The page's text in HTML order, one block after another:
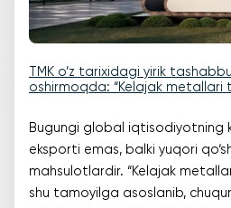
TMK o’z tarixidagi yirik
oshirmoqda: “Kelajak metallari
Bugungi global iqtisodiyotning
eksporti emas, balki yuqori
mahsulotlardir. “Kelajak
shu tamoyilga asoslanib,